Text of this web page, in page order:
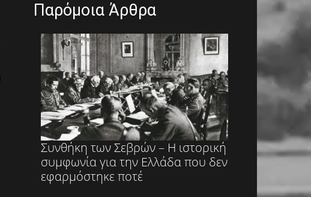
Παρόμοια Άρθρα
Συνθήκη των Σεβρών – Η ιστορική
συμφωνία για την Ελλάδα που δεν
εφαρμόστηκε ποτέ